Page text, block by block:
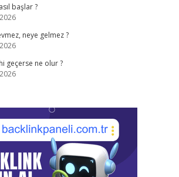
başlar ?
neye gelmez ?
geçerse ne olur ?